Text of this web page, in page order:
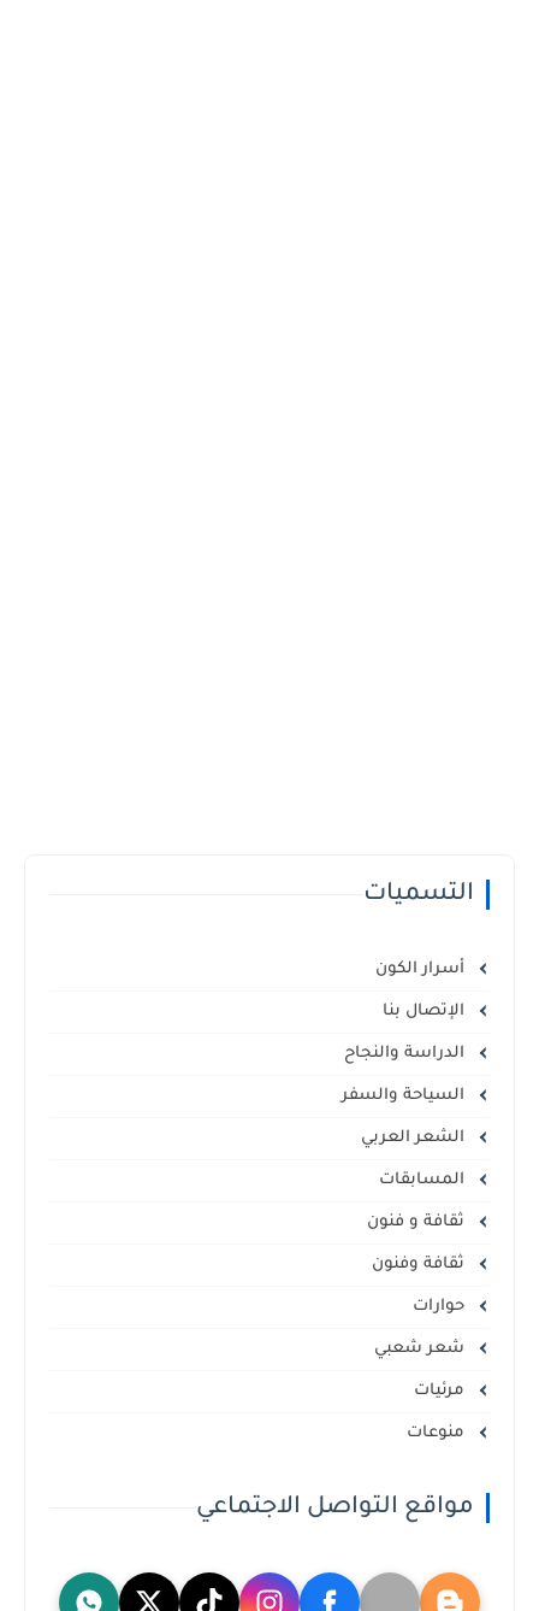
التسميات
أسرار الكون
الإتصال بنا
الدراسة والنجاح
السياحة والسفر
الشعر العربي
المسابقات
ثقافة و فنون
ثقافة وفنون
حوارات
شعر شعبي
مرئيات
منوعات
مواقع التواصل الاجتماعي